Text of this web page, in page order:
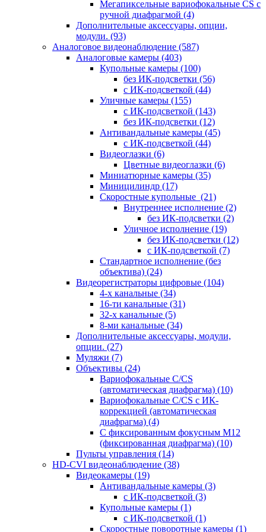
Мегапиксельные вариофокальные CS c
ручной диафрагмой (4)
Дополнительные аксессуары, опции,
модули. (93)
Аналоговое видеонаблюдение (587)
Аналоговые камеры (403)
Купольные камеры (100)
без ИК-подсветки (56)
с ИК-подсветкой (44)
Уличные камеры (155)
с ИК-подсветкой (143)
без ИК-подсветки (12)
Антивандальные камеры (45)
с ИК-подсветкой (44)
Видеоглазки (6)
Цветные видеоглазки (6)
Миниатюрные камеры (35)
Миницилиндр (17)
Скоростные купольные (21)
Внутреннее исполнение (2)
без ИК-подсветки (2)
Уличное исполнение (19)
без ИК-подсветки (12)
с ИК-подсветкой (7)
Стандартное исполнение (без
объектива) (24)
Видеорегистраторы цифровые (104)
4-х канальные (34)
16-ти канальные (31)
32-х канальные (5)
8-ми канальные (34)
Дополнительные аксессуары, модули,
опции. (27)
Муляжи (7)
Объективы (24)
Вариофокальные C/CS
(автоматическая диафрагма) (10)
Вариофокальные C/CS с ИК-
коррекцией (автоматическая
диафрагма) (4)
С фиксированным фокусным М12
(фиксированная диафрагма) (10)
Пульты управления (14)
HD-CVI видеонаблюдение (38)
Видеокамеры (19)
Антивандальные камеры (3)
с ИК-подсветкой (3)
Купольные камеры (1)
с ИК-подсветкой (1)
Скоростные поворотные камеры (1)